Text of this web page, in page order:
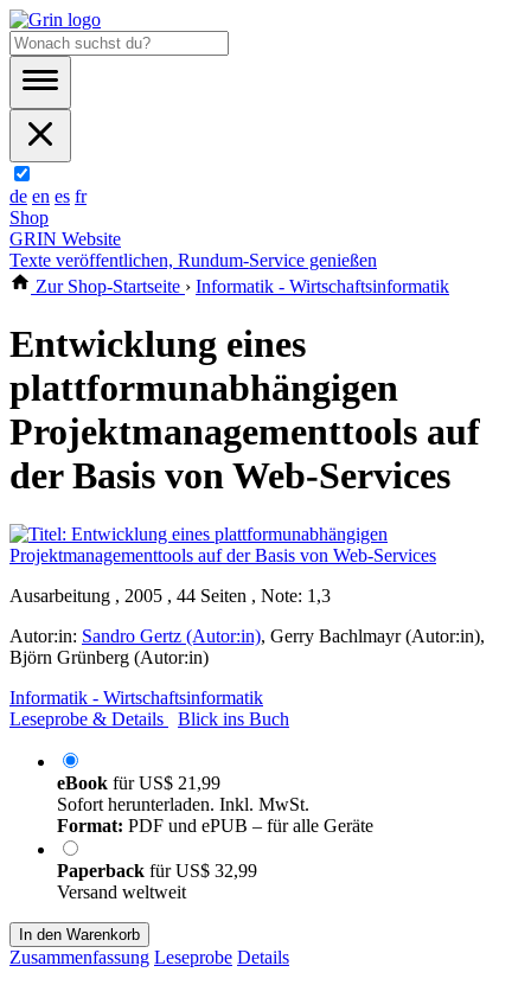
de en es fr
Shop
GRIN Website
Texte veröffentlichen, Rundum-Service genießen
Zur Shop-Startseite › Informatik - Wirtschaftsinformatik
Entwicklung eines
plattformunabhängigen
Projektmanagementtools auf
der Basis von Web-Services
Ausarbeitung , 2005 , 44 Seiten , Note: 1,3
Autor:in: Sandro Gertz (Autor:in), Gerry Bachlmayr (Autor:in),
Björn Grünberg (Autor:in)
Informatik - Wirtschaftsinformatik
Leseprobe & Details
Blick ins Buch
eBook fürUS$ 21,99
Sofort herunterladen. Inkl. MwSt.
Format: PDF und ePUB – für alle Geräte
Paperback fürUS$ 32,99
Versand weltweit
In den Warenkorb
Zusammenfassung Leseprobe Details